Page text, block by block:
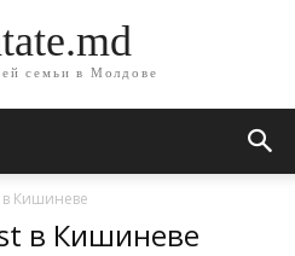
семьи в Молдове
в Кишиневе
в Кишиневе